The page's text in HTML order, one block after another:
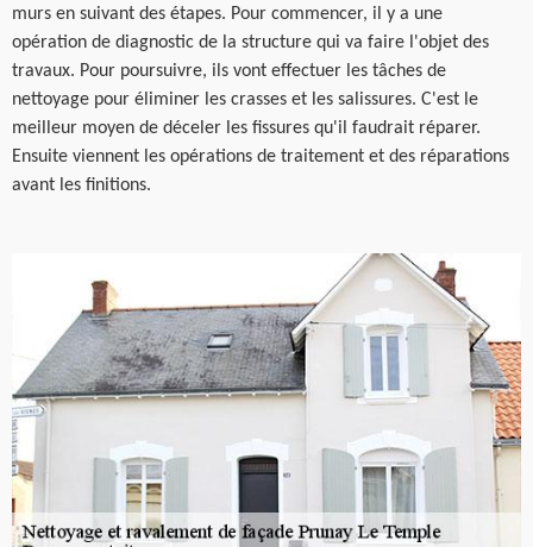
murs en suivant des étapes. Pour commencer, il y a une
opération de diagnostic de la structure qui va faire l'objet des
travaux. Pour poursuivre, ils vont effectuer les tâches de
nettoyage pour éliminer les crasses et les salissures. C'est le
meilleur moyen de déceler les fissures qu'il faudrait réparer.
Ensuite viennent les opérations de traitement et des réparations
avant les finitions.